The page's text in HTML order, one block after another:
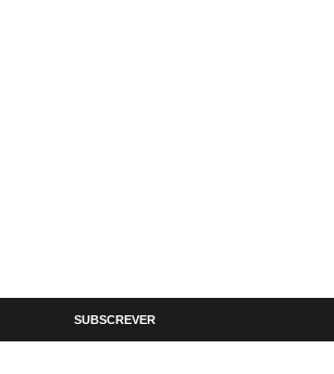
SUBSCREVER